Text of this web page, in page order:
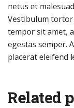
netus et
Vestibulum tortor
tempor sit amet,
egestas semper.
placerat eleifend
Related